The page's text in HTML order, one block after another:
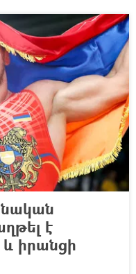
է
և իրանցի